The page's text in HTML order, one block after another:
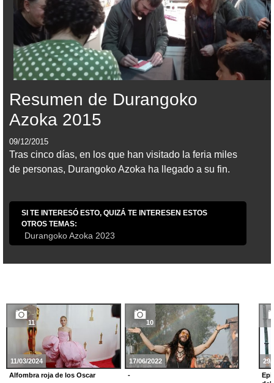
Resumen de Durangoko
Azoka 2015
09/12/2015
Tras cinco días, en los que han visitado la feria miles
de personas, Durangoko Azoka ha llegado a su fin.
SI TE INTERESÓ ESTO, QUIZÁ TE INTERESEN ESTOS
OTROS TEMAS:
Durangoko Azoka 2023
11
11/03/2024
Alfombra roja de los Oscar
10
17/06/2022
-
29/